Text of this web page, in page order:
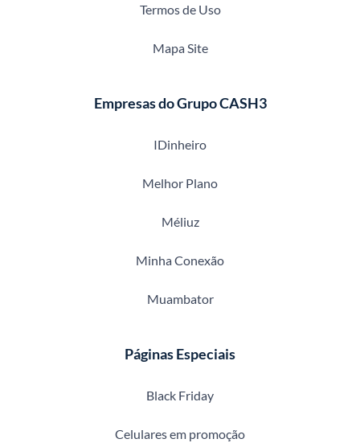
Termos de Uso
Mapa Site
Empresas do Grupo CASH3
IDinheiro
Melhor Plano
Méliuz
Minha Conexão
Muambator
Páginas Especiais
Black Friday
Celulares em promoção